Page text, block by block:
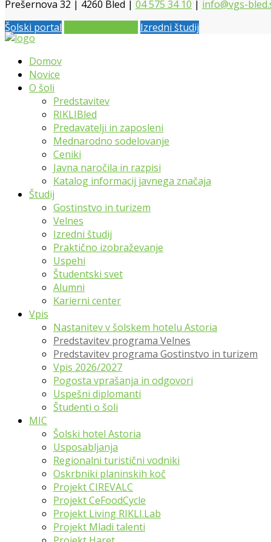
Prešernova 32 | 4260 Bled | 04 575 34 10 | info@vgs-
Šolski portal
Izredni študij
Domov
Novice
O šoli
Predstavitev
RIKLIBled
Predavatelji in zaposleni
Mednarodno sodelovanje
Ceniki
Javna naročila in razpisi
Katalog informacij javnega značaja
Študij
Gostinstvo in turizem
Velnes
Izredni študij
Praktično izobraževanje
Uspehi
Študentski svet
Alumni
Karierni center
Vpis
Nastanitev v šolskem hotelu Astoria
Predstavitev programa Velnes
Predstavitev programa Gostinstvo in turizem
Vpis 2026/2027
Pogosta vprašanja in odgovori
Uspešni diplomanti
Študenti o šoli
MIC
Šolski hotel Astoria
Usposabljanja
Regionalni turistični vodniki
Oskrbniki planinskih koč
Projekt CIREVALC
Projekt CeFoodCycle
Projekt Living RIKLI.Lab
Projekt Mladi talenti